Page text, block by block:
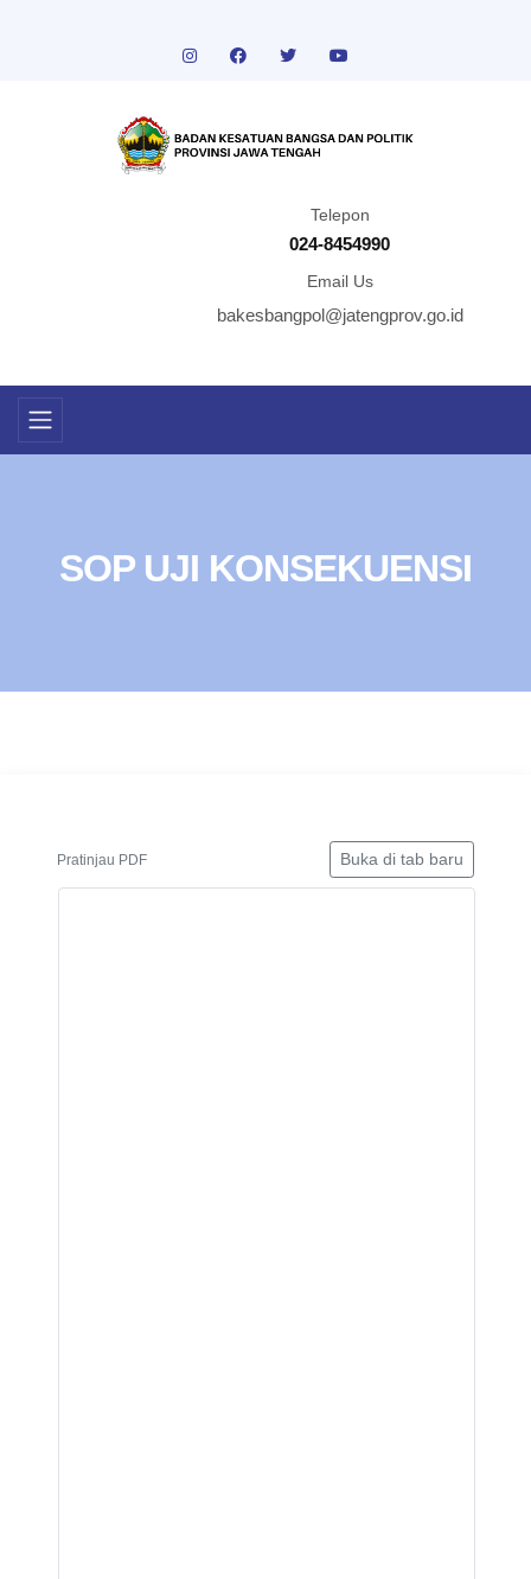
Telepon
024-8454990
Email Us
bakesbangpol@jatengprov.go.id
SOP UJI KONSEKUENSI
Pratinjau PDF Buka di tab baru